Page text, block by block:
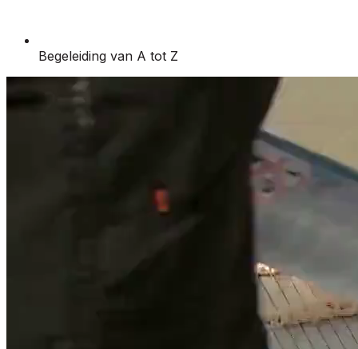
Begeleiding van A tot Z